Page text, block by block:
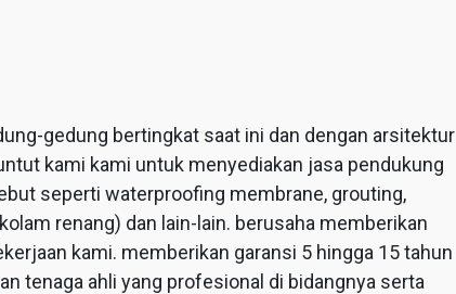
gedung bertingkat saat ini dan dengan arsitektur
kami kami untuk menyediakan jasa pendukung
seperti waterproofing membrane, grouting,
renang) dan lain-lain. berusaha memberikan
kami. memberikan garansi 5 hingga 15 tahun
tenaga ahli yang profesional di bidangnya serta